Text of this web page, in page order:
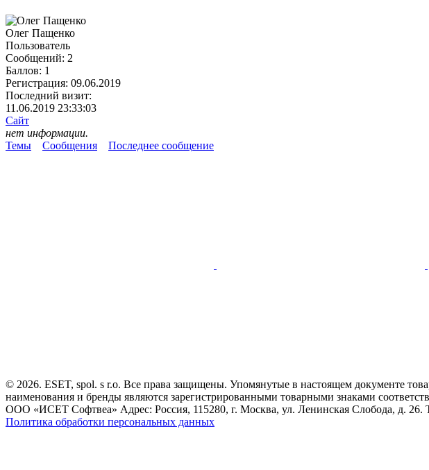
Олег Пащенко
Пользователь
Сообщений: 2
Баллов: 1
Регистрация: 09.06.2019
Последний визит:
11.06.2019 23:33:03
Сайт
нет информации.
Темы
Сообщения Последнее сообщение
© 2026. ESET, spol. s r.o. Все права защищены. Упомянутые в настоящем документе
наименования и бренды являются зарегистрированными товарными знаками
ООО «ИСЕТ Софтвеа» Адрес: Россия, 115280, г. Москва, ул. Ленинская Слобода, д. 26.
Политика обработки персональных данных